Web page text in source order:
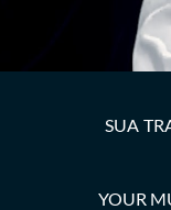
SUA
YOUR